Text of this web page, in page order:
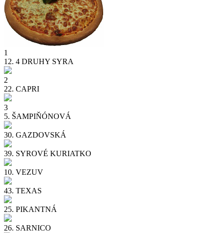
1
12. 4 DRUHY SYRA
2
22. CAPRI
3
5. ŠAMPIŇÓNOVÁ
30. GAZDOVSKÁ
39. SYROVÉ KURIATKO
10. VEZUV
43. TEXAS
25. PIKANTNÁ
26. SARNICO